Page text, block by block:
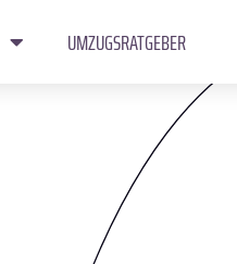
UMZUGSRATGEBER